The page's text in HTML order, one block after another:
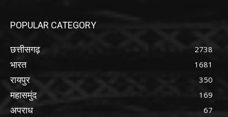
POPULAR CATEGORY
छत्तीसगढ़ 2738
भारत 1681
रायपुर 350
महासमुंद 169
अपराध 67